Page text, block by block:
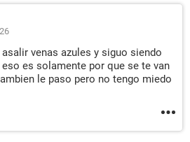
venas azules y siguo siendo
es solamente por que se te van
le paso pero no tengo miedo